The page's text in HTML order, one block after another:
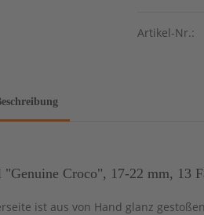
Artikel-Nr.:
Croco", 17-22 mm, 13
ist aus von Hand glanz